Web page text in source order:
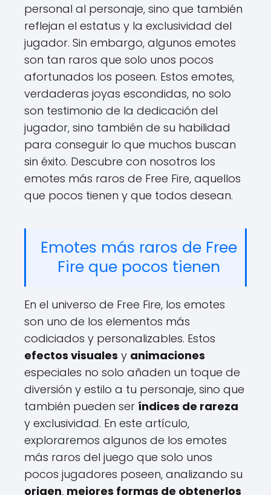
personal al personaje, sino que también
reflejan el estatus y la exclusividad del
jugador. Sin embargo, algunos emotes
son tan raros que solo unos pocos
afortunados los poseen. Estos emotes,
verdaderas joyas escondidas, no solo
son testimonio de la dedicación del
jugador, sino también de su habilidad
para conseguir lo que muchos buscan
sin éxito. Descubre con nosotros los
emotes más raros de Free Fire, aquellos
que pocos tienen y que todos desean.
Emotes más raros de Free
Fire que pocos tienen
En el universo de Free Fire, los emotes
son uno de los elementos más
codiciados y personalizables. Estos
efectos visuales y animaciones
especiales no solo añaden un toque de
diversión y estilo a tu personaje, sino que
también pueden ser índices de rareza
y exclusividad. En este artículo,
exploraremos algunos de los emotes
más raros del juego que solo unos
pocos jugadores poseen, analizando su
origen, mejores formas de obtenerlos